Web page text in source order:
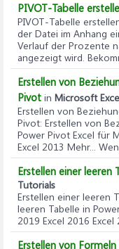
PIVOT-Tabelle
PIVOT-Tabelle
der Datei im Anhang
Verlauf der Prozente
angezeigt wird.
Erstellen von
Pivot in Microsoft
Erstellen von
Pivot: Erstellen von
Power Pivot Excel für
Excel 2013 Mehr...
Erstellen einer leeren
Tutorials
Erstellen einer leeren
leeren Tabelle in
2019 Excel 2016 Excel
Erstellen von